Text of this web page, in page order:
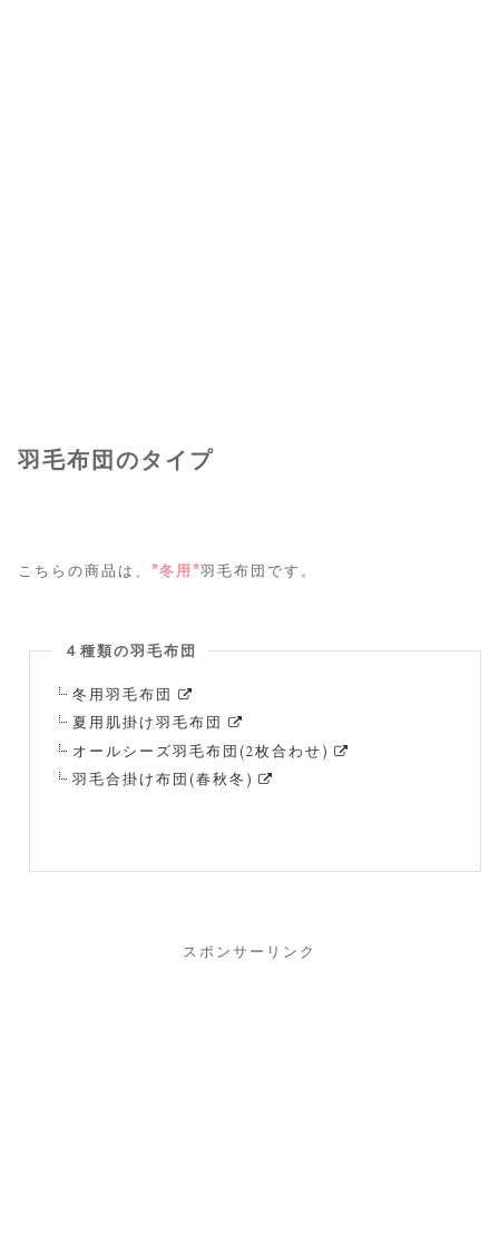
羽毛布団のタイプ
こちらの商品は、 ”冬用”羽毛布団です。
４種類の羽毛布団
冬用羽毛布団
夏用肌掛け羽毛布団
オールシーズ羽毛布団(2枚合わせ)
羽毛合掛け布団(春秋冬)
スポンサーリンク